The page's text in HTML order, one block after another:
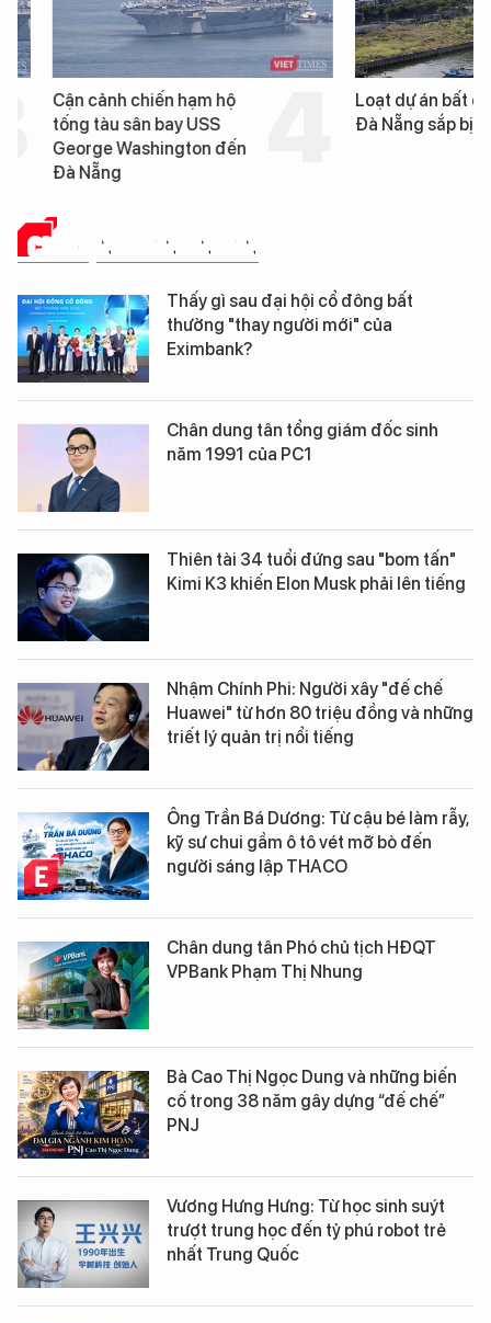
Cận cảnh chiến hạm hộ
tống tàu sân bay USS
George Washington đến
Đà Nẵng
Loạt dự án bất động
Đà Nẵng sắp bị kiểm
CHUYỆN DOANH NHÂN
Thấy gì sau đại hội cổ đông bất
thường "thay người mới" của
Eximbank?
Chân dung tân tổng giám đốc sinh
năm 1991 của PC1
Thiên tài 34 tuổi đứng sau "bom tấn"
Kimi K3 khiến Elon Musk phải lên tiếng
Nhậm Chính Phi: Người xây "đế chế
Huawei" từ hơn 80 triệu đồng và những
triết lý quản trị nổi tiếng
Ông Trần Bá Dương: Từ cậu bé làm rẫy,
kỹ sư chui gầm ô tô vét mỡ bò đến
người sáng lập THACO
Chân dung tân Phó chủ tịch HĐQT
VPBank Phạm Thị Nhung
Bà Cao Thị Ngọc Dung và những biến
cố trong 38 năm gây dựng “đế chế”
PNJ
Vương Hưng Hưng: Từ học sinh suýt
trượt trung học đến tỷ phú robot trẻ
nhất Trung Quốc